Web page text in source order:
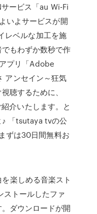
ービス「au Wi-Fi
いよサービスが開
レベルな加工を施
もわずか数秒で作
プリ「Adobe
アンセイン～狂気
聴するために、
介いたします。と
♪ 「tsutaya tvの公
ずは30日間無料お
楽しめる音楽スト
ストールしたファ
ダウンロードが開